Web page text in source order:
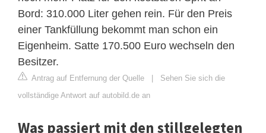
Bord: 310.000 Liter gehen rein. Für den Preis
einer Tankfüllung bekommt man schon ein
Eigenheim. Satte 170.500 Euro wechseln den
Besitzer.
Antrag auf Entfernung der Quelle | Sehen Sie sich die
vollständige Antwort auf autobild.de an
Was passiert mit den stillgelegten